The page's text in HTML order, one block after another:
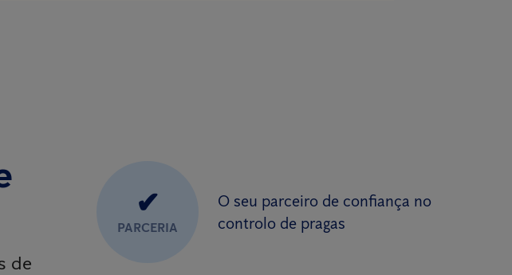
de
✔
PARCERIA
O seu parceiro de confiança no
controlo de pragas